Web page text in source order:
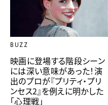
BUZZ
映画に登場する階段シーン
には深い意味があった！演
出のプロが『プリティ・プリ
ンセス2』を例えに明かした
「心理戦」